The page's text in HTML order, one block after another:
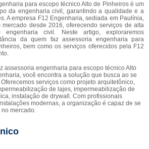
para escopo técnico Alto de Pinheiros é um
da engenharia civil, garantindo a qualidade e a
A empresa F12 Engenharia, sediada em Paulínia,
desde 2016, oferecendo serviços de alta
civil. Neste artigo, exploraremos
da quem faz assessoria engenharia para
bem como os serviços oferecidos pela F12
assessoria engenharia para escopo técnico Alto
você encontra a solução que busca ao se
serviços como projeto arquitetônico,
de lajes, impermeabilização de
instalação de drywall. Com profissionais
modernas, a organização é capaz de se
mercado.